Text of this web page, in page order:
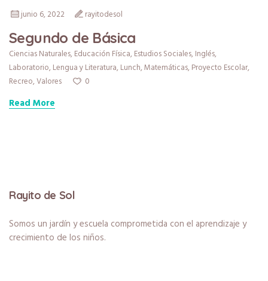
junio 6, 2022
rayitodesol
Segundo de Básica
Ciencias Naturales,Educación Física,Estudios Sociales,Inglés,
Laboratorio,Lengua y Literatura,Lunch,Matemáticas,Proyecto Escolar,
Recreo,Valores 0
Read More
Rayito de Sol
Somos un jardín y escuela comprometida con el aprendizaje y
crecimiento de los niños.